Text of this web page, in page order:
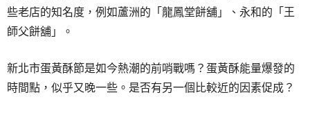
些老店的知名度，例如蘆洲的「龍鳳堂餅舖」、永和的「王
師父餅舖」。
新北市蛋黃酥節是如今熱潮的前哨戰嗎？蛋黃酥能量爆發的
時間點，似乎又晚一些。是否有另一個比較近的因素促成？